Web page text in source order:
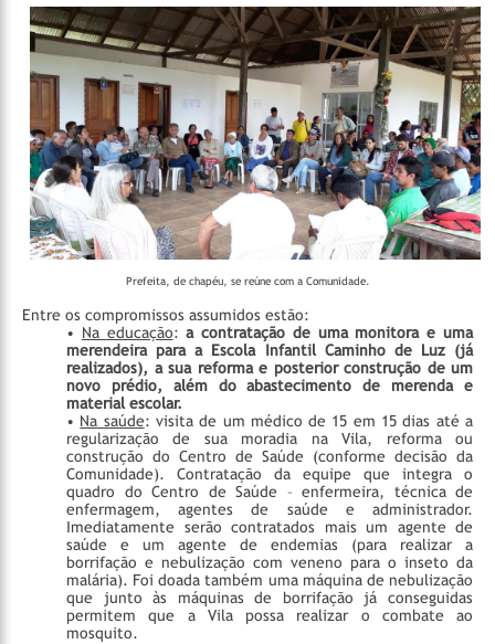
Prefeita, de chapéu, se reúne com a Comunidade.
Entre os compromissos assumidos estão:
• Na educação:a contratação de uma monitora e uma
merendeira para a Escola Infantil Caminho de Luz (já
realizados), a sua reforma e posterior construção de um
novo prédio, além do abastecimento de merenda e
material escolar.
• Na saúde: visita de um médico de 15 em 15 dias até a
regularização de sua moradia na Vila, reforma ou
construção do Centro de Saúde (conforme decisão da
Comunidade). Contratação da equipe que integra o
quadro do Centro de Saúde – enfermeira, técnica de
enfermagem, agentes de saúde e administrador.
Imediatamente serão contratados mais um agente de
saúde e um agente de endemias (para realizar a
borrifação e nebulização com veneno para o inseto da
malária). Foi doada também uma máquina de nebulização
que junto às máquinas de borrifação já conseguidas
permitem que a Vila possa realizar o combate ao
mosquito.